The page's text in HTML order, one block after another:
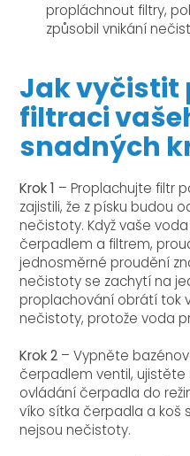
propláchnout filtry,
způsobil vnikání
Jak vyčistit
filtraci
snadných
Krok 1 – Proplachujte filtr
zajistili, že z písku budou
nečistoty. Když vaše
čerpadlem a filtrem,
jednosměrné proudění
nečistoty se zachytí na
proplachování obrátí tok
nečistoty, protože voda
Krok 2 – Vypněte
čerpadlem ventil, ujistěte
ovládání čerpadla do
víko sítka čerpadla a koš
nejsou nečistoty.